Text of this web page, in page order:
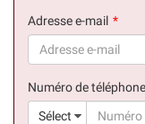
Adresse e-mail
Numéro de téléphone
Sélect